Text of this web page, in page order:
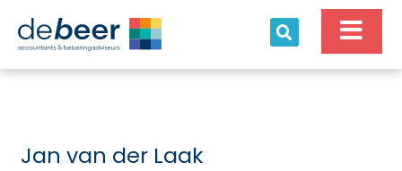
naar
inhoud
Jan van der Laak​